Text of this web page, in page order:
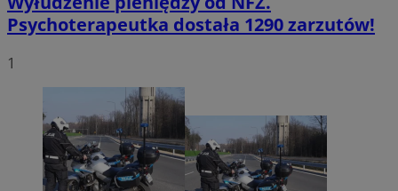
Psychoterapeutka dostała 1290 zarzutów!
1